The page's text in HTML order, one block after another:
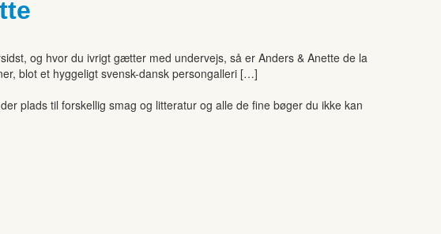
og hvor du ivrigt gætter med undervejs, så er Anders & Anette de la
blot et hyggeligt svensk-dansk persongalleri […]
plads til forskellig smag og litteratur og alle de fine bøger du ikke kan